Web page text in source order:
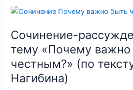
проявляется
музыки?»
по
тексту
К.Г.
Паустовского
Сочинение-
тему «Почему
честным?» (по
Нагибина)